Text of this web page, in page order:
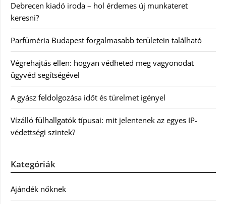
Debrecen kiadó iroda – hol érdemes új munkateret
keresni?
Parfüméria Budapest forgalmasabb területein található
Végrehajtás ellen: hogyan védheted meg vagyonodat
ügyvéd segítségével
A gyász feldolgozása időt és türelmet igényel
Vízálló fülhallgatók típusai: mit jelentenek az egyes IP-
védettségi szintek?
Kategóriák
Ajándék nőknek